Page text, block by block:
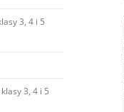
3, 4 i 5
3, 4 i 5